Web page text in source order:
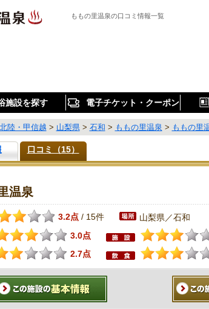
ももの里温泉の口コミ情報一覧
施設を探す 電子チケット・クーポン
北陸・甲信越 > 山梨県> 石和 > ももの里温泉 > ももの里
口コミ（15）
温泉
3.2点 / 15件 山梨県／石和
3.0点
2.7点